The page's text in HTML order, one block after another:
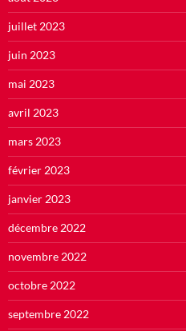
juillet 2023
juin 2023
mai 2023
avril 2023
mars 2023
février 2023
janvier 2023
décembre 2022
novembre 2022
octobre 2022
septembre 2022